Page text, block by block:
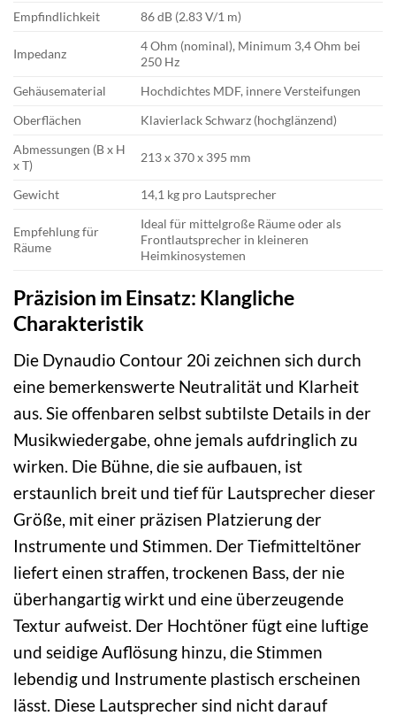
Empfindlichkeit
86 dB (2.83 V/1 m)
Impedanz
4 Ohm (nominal), Minimum 3,4 Ohm bei
250 Hz
Gehäusematerial
Hochdichtes MDF, innere Versteifungen
Oberflächen
Klavierlack Schwarz (hochglänzend)
Abmessungen (B x H
x T)
213 x 370 x 395 mm
Gewicht 14,1 kg pro Lautsprecher
Empfehlung für
Räume
Ideal für mittelgroße Räume oder als
Frontlautsprecher in kleineren
Heimkinosystemen
Präzision im Einsatz: Klangliche
Charakteristik
Die Dynaudio Contour 20i zeichnen sich durch
eine bemerkenswerte Neutralität und Klarheit
aus. Sie offenbaren selbst subtilste Details in der
Musikwiedergabe, ohne jemals aufdringlich zu
wirken. Die Bühne, die sie aufbauen, ist
erstaunlich breit und tief für Lautsprecher dieser
Größe, mit einer präzisen Platzierung der
Instrumente und Stimmen. Der Tiefmitteltöner
liefert einen straffen, trockenen Bass, der nie
überhangartig wirkt und eine überzeugende
Textur aufweist. Der Hochtöner fügt eine luftige
und seidige Auflösung hinzu, die Stimmen
lebendig und Instrumente plastisch erscheinen
lässt. Diese Lautsprecher sind nicht darauf